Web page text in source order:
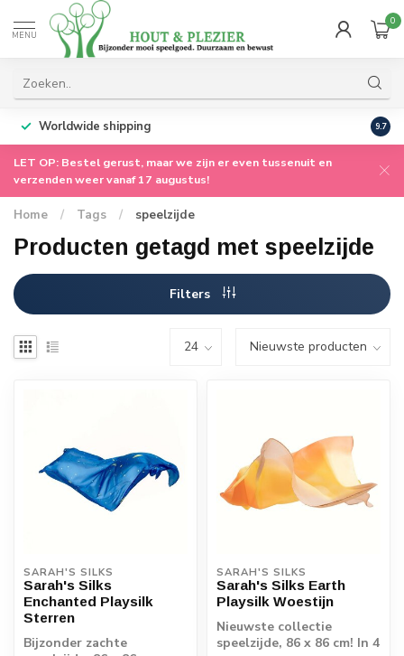
MENU
0
Worldwide shipping 9.7
LET OP: Bestel gerust, maar we zijn er even tussenuit en
verzenden weer vanaf 17 augustus!
Home / Tags / speelzijde
Producten getagd met speelzijde
Filters
SARAH'S SILKS
Sarah's Silks
Enchanted Playsilk
Sterren
Bijzonder zachte
SARAH'S SILKS
Sarah's Silks Earth
Playsilk Woestijn
Nieuwste collectie
speelzijde, 86 x 86 cm! In 4